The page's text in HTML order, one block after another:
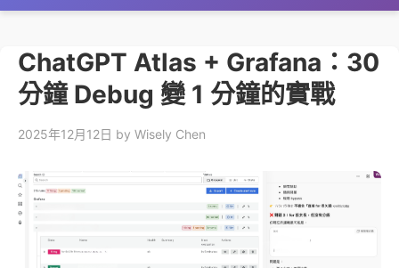
ChatGPT Atlas + Grafana：30
分鐘 Debug 變 1 分鐘的實戰
2025年12月12日 by Wisely Chen